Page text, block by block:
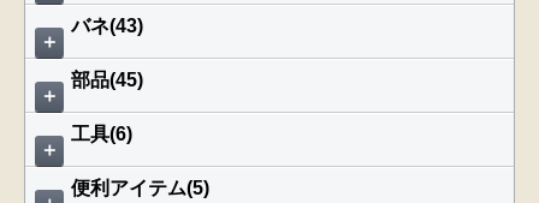
＋
バネ(43)
＋
部品(45)
＋
工具(6)
便利アイテム(5)